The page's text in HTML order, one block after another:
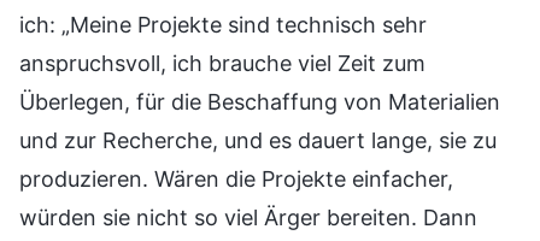
ich: „Meine Projekte sind technisch sehr
anspruchsvoll, ich brauche viel Zeit zum
Überlegen, für die Beschaffung von Materialien
und zur Recherche, und es dauert lange, sie zu
produzieren. Wären die Projekte einfacher,
würden sie nicht so viel Ärger bereiten. Dann